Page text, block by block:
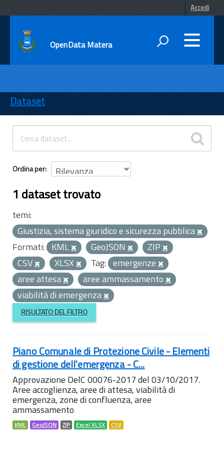
Accedi
OpenData Matera
ENTI
TEMI
INFORMAZIONI
Dataset
Ordina per
1 dataset trovato
temi:
Giustizia, sistema giuridico e sicurezza pubblica
Formati: KML GeoJSON
ZIP
CSV
XLSX Tag: emergenze
aree attesa
aree ammassamento
viabilità di emergenza
RISULTATO DEL FILTRO
Piano Comunale di Protezione Civile - Elementi
di gestione dell'emergenza - C...
Approvazione DelC 00076-2017 del 03/10/2017.
Aree accoglienza, aree di attesa, viabilità di
emergenza, zone di confluenza, aree
ammassamento
KML GeoJSON ZIP Excel XLSX CSV